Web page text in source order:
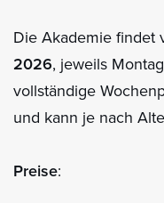
Die Akademie findet
2026, jeweils
vollständige
und kann je nach
Preise: